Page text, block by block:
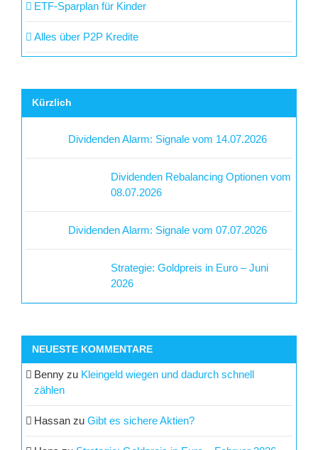
ETF-Sparplan für Kinder
Alles über P2P Kredite
Kürzlich
Dividenden Alarm: Signale vom 14.07.2026
Dividenden Rebalancing Optionen vom
08.07.2026
Dividenden Alarm: Signale vom 07.07.2026
Strategie: Goldpreis in Euro – Juni
2026
NEUESTE KOMMENTARE
Benny zu Kleingeld wiegen und dadurch schnell
zählen
Hassan zu Gibt es sichere Aktien?